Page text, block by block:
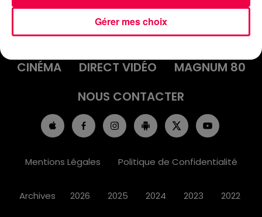
ACCUEIL INFOS
EMISSIONS
AGENDA
JEUX
PODCASTS
CINÉMA
DIRECT VIDÉO
MAGNUM 80
NOUS CONTACTER
Mentions Légales Politique de Confidentialité
Archives 2026 2025 2024 2023 2022
Gérer mes choix